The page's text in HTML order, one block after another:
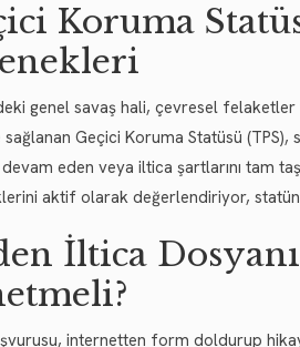
Koruma
genel savaş hali, çevresel
Geçici Koruma Statüsü (TPS),
devam eden veya iltica şartlarını tam
aktif olarak değerlendiriyor,
İltica
internetten form doldurup